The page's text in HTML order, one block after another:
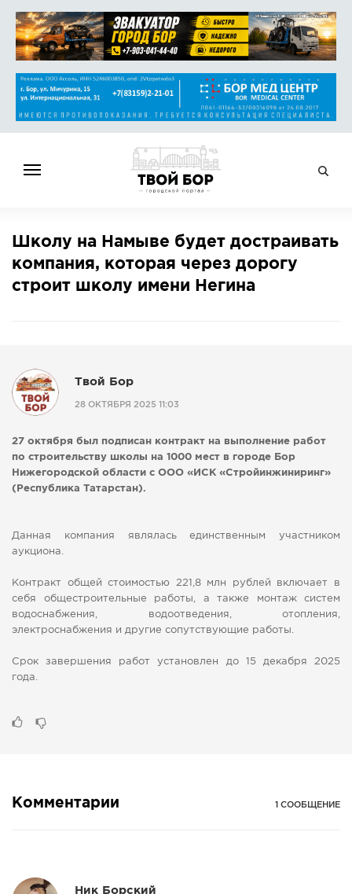
НОВОСТИ
СПРАВОЧНИК
ОБЪЯВЛЕНИЯ
СТАТЬИ
ГОЛОСОВАНИЯ
Школу на Намыве будет достраивать
компания, которая через дорогу
строит школу имени Негина
Твой Бор
28 ОКТЯБРЯ 2025 11:03
27 октября был подписан контракт на выполнение работ
по строительству школы на 1000 мест в городе Бор
Нижегородской области с ООО «ИСК «Стройинжиниринг»
(Республика Татарстан).
Данная компания являлась единственным участником
аукциона.
Контракт общей стоимостью 221,8 млн рублей включает в
себя общестроительные работы, а также монтаж систем
водоснабжения, водоотведения, отопления,
электроснабжения и другие сопутствующие работы.
Срок завершения работ установлен до 15 декабря 2025
года.
Комментарии 1 СООБЩЕНИЕ
Ник Борский